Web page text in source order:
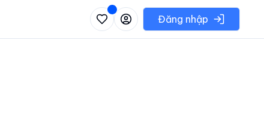
sách các khu vực có thể chọnĐăng nhập